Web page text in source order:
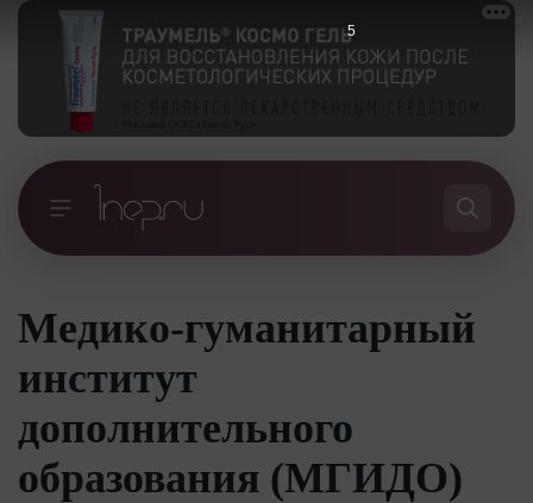
Медико-гуманитарный
институт
дополнительного
образования (МГИДО)
5